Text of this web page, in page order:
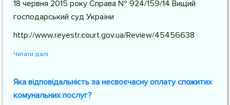
18 червня 2015 року Справа № 924/159/14 Вищий
господарський суд України
http://www.reyestr.court.gov.ua/Review/45456638
Читати далі
Яка відповідальність за несвоєчасну оплату спожитих
комунальних послуг?